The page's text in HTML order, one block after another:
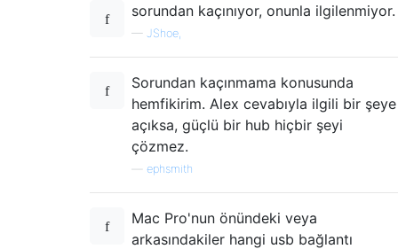
sorundan kaçınıyor, onunla ilgilenmiyor.
— JShoe,
Sorundan kaçınmama konusunda
hemfikirim. Alex cevabıyla ilgili bir şeye
açıksa, güçlü bir hub hiçbir şeyi
çözmez.
ephsmith
Mac Pro'nun önündeki veya
arkasındakiler hangi usb bağlantı